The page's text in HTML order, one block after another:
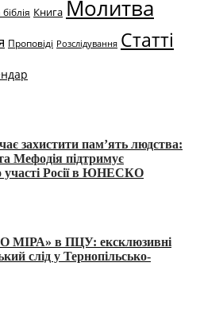
Книга Молитва
Проповіді Розслідування Статті
захистити пам’ять людства:
Мефодія підтримує
участі Росії в ЮНЕСКО
в ПЦУ: ексклюзивні
слід у Тернопільсько-